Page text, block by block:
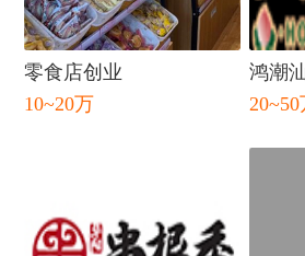
零食店创业
10~20万
鸿潮
20~50